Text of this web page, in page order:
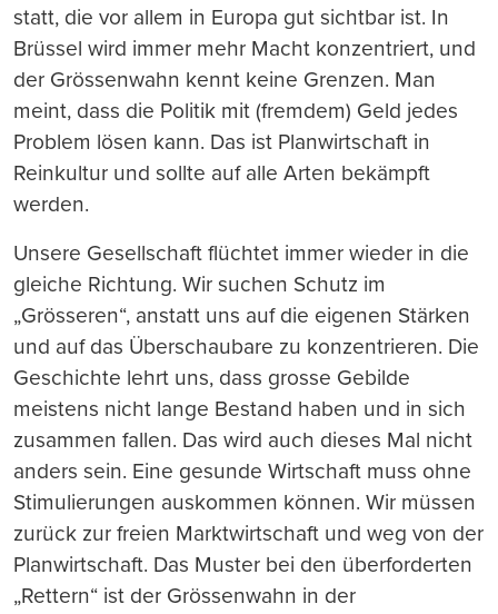
statt, die vor allem in Europa gut sichtbar ist. In
Brüssel wird immer mehr Macht konzentriert, und
der Grössenwahn kennt keine Grenzen. Man
meint, dass die Politik mit (fremdem) Geld jedes
Problem lösen kann. Das ist Planwirtschaft in
Reinkultur und sollte auf alle Arten bekämpft
werden.
Unsere Gesellschaft flüchtet immer wieder in die
gleiche Richtung. Wir suchen Schutz im
„Grösseren“, anstatt uns auf die eigenen Stärken
und auf das Überschaubare zu konzentrieren. Die
Geschichte lehrt uns, dass grosse Gebilde
meistens nicht lange Bestand haben und in sich
zusammen fallen. Das wird auch dieses Mal nicht
anders sein. Eine gesunde Wirtschaft muss ohne
Stimulierungen auskommen können. Wir müssen
zurück zur freien Marktwirtschaft und weg von der
Planwirtschaft. Das Muster bei den überforderten
„Rettern“ ist der Grössenwahn in der